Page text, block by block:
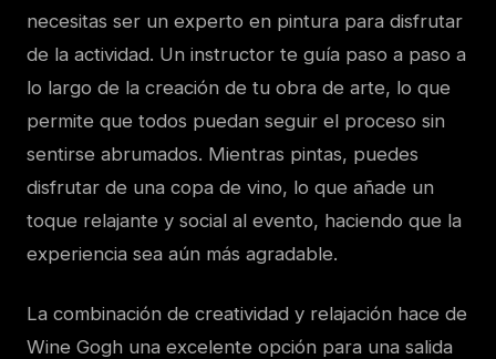
necesitas ser un experto en pintura para disfrutar
de la actividad. Un instructor te guía paso a paso a
lo largo de la creación de tu obra de arte, lo que
permite que todos puedan seguir el proceso sin
sentirse abrumados. Mientras pintas, puedes
disfrutar de una copa de vino, lo que añade un
toque relajante y social al evento, haciendo que la
experiencia sea aún más agradable.
La combinación de creatividad y relajación hace de
Wine Gogh una excelente opción para una salida